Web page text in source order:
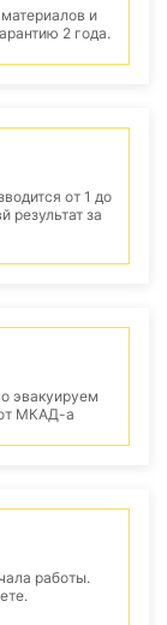
и
2 года.
от 1 до
результат за
эвакуируем
МКАД-а
работы.